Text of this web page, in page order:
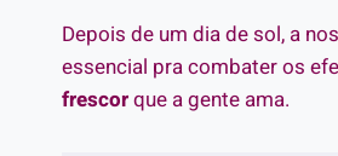
Depois de um dia de sol, a
essencial pra combater os
frescorque a gente ama.